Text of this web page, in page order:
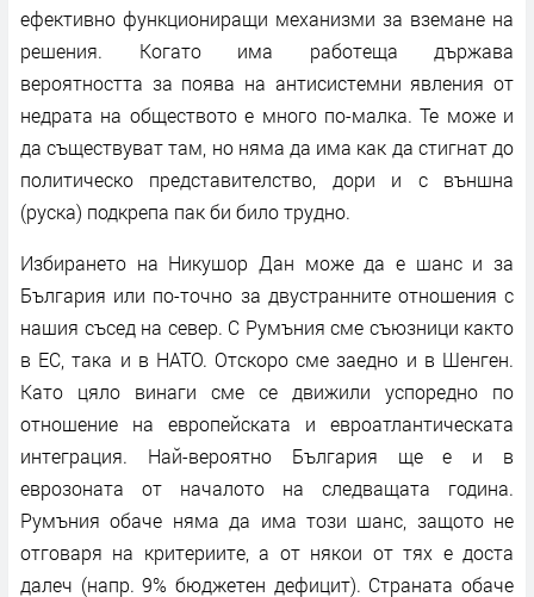
ефективно функциониращи механизми за вземане на
решения. Когато има работеща държава
вероятността за поява на антисистемни явления от
недрата на обществото е много по-малка. Те може и
да съществуват там, но няма да има как да стигнат до
политическо представителство, дори и с външна
(руска) подкрепа пак би било трудно.
Избирането на Никушор Дан може да е шанс и за
България или по-точно за двустранните отношения с
нашия съсед на север. С Румъния сме съюзници както
в ЕС, така и в НАТО. Отскоро сме заедно и в Шенген.
Като цяло винаги сме се движили успоредно по
отношение на европейската и евроатлантическата
интеграция. Най-вероятно България ще е и в
еврозоната от началото на следващата година.
Румъния обаче няма да има този шанс, защото не
отговаря на критериите, а от някои от тях е доста
далеч (напр. 9% бюджетен дефицит). Страната обаче